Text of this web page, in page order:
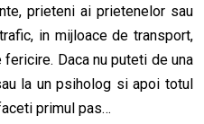
prieteni ai prietenelor sau
in mijloace de transport,
Daca nu puteti de una
la un psiholog si apoi totul
primul pas…